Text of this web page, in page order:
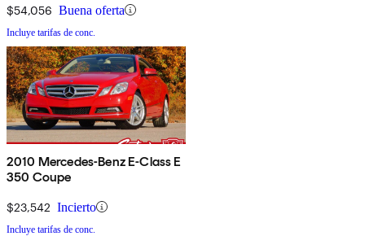
$54,056 Buena oferta
Incluye tarifas de conc.
2010 Mercedes-Benz E-Class E
350 Coupe
$23,542 Incierto
Incluye tarifas de conc.